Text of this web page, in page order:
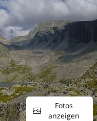
Fotos
anzeigen